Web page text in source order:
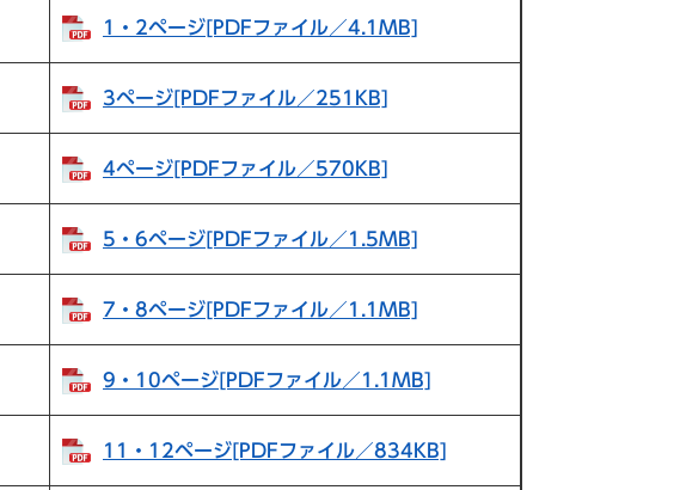
1・2ページ[PDFファイル／4.1MB]
3ページ[PDFファイル／251KB]
4ページ[PDFファイル／570KB]
5・6ページ[PDFファイル／1.5MB]
7・8ページ[PDFファイル／1.1MB]
9・10ページ[PDFファイル／1.1MB]
11・12ページ[PDFファイル／834KB]